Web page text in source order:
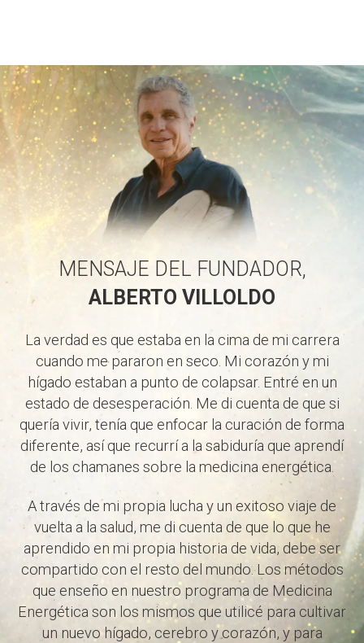
MENSAJE DEL FUNDADOR,
ALBERTO VILLOLDO
La verdad es que estaba en la cima de mi carrera
cuando me pararon en seco. Mi corazón y mi
hígado estaban a punto de colapsar. Entré en un
estado de desesperación. Me di cuenta de que si
quería vivir, tenía que enfocar la curación de forma
diferente, así que recurrí a la sabiduría que aprendí
de los chamanes sobre la medicina energética.
A través de mi propia lucha y un exitoso viaje de
vuelta a la salud, me di cuenta de que lo que he
aprendido en mi propia historia de vida, debe ser
compartido con el resto del mundo. Los métodos
que enseño en nuestro programa de Medicina
Energética son los mismos que utilicé para cultivar
un nuevo hígado, cerebro y corazón, y para